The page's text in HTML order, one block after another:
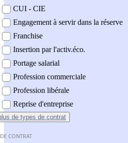
CUI - CIE
Engagement à servir dans la réserve
Franchise
Insertion par l'activ.éco.
Portage salarial
Profession commerciale
Profession libérale
Reprise d'entreprise
de types de contrat
CONTRAT